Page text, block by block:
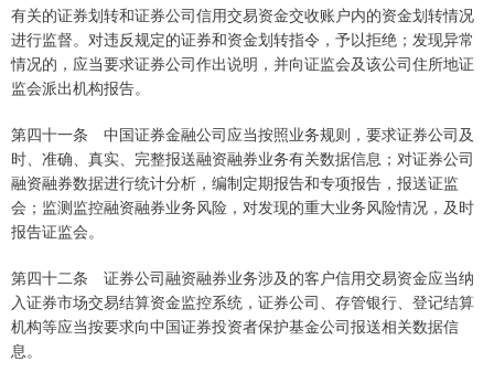
有关的证券划转和证券公司信用交易资金交收账户内的资金划转情况
进行监督。对违反规定的证券和资金划转指令，予以拒绝；发现异常
情况的，应当要求证券公司作出说明，并向证监会及该公司住所地证
监会派出机构报告。
第四十一条 中国证券金融公司应当按照业务规则，要求证券公司及
时、准确、真实、完整报送融资融券业务有关数据信息；对证券公司
融资融券数据进行统计分析，编制定期报告和专项报告，报送证监
会；监测监控融资融券业务风险，对发现的重大业务风险情况，及时
报告证监会。
第四十二条 证券公司融资融券业务涉及的客户信用交易资金应当纳
入证券市场交易结算资金监控系统，证券公司、存管银行、登记结算
机构等应当按要求向中国证券投资者保护基金公司报送相关数据信
息。